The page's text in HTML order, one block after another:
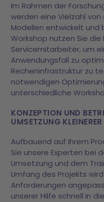
Im Rahmen der
werden eine Vielzahl
Modellen entwickelt
Workshop nutzen Sie die
Servicemitarbeiter, um
Anwendungsfall zu
Recheninfrastruktur zu
notwendigen
unterschiedliche
KONZEPTION UND
UMSETZUNG
Aufbauend auf Ihrem
Sie unsere Experten bei
Umsetzung und dem
Umfang des Projekts
Anforderungen
unserer Hilfe schnell in